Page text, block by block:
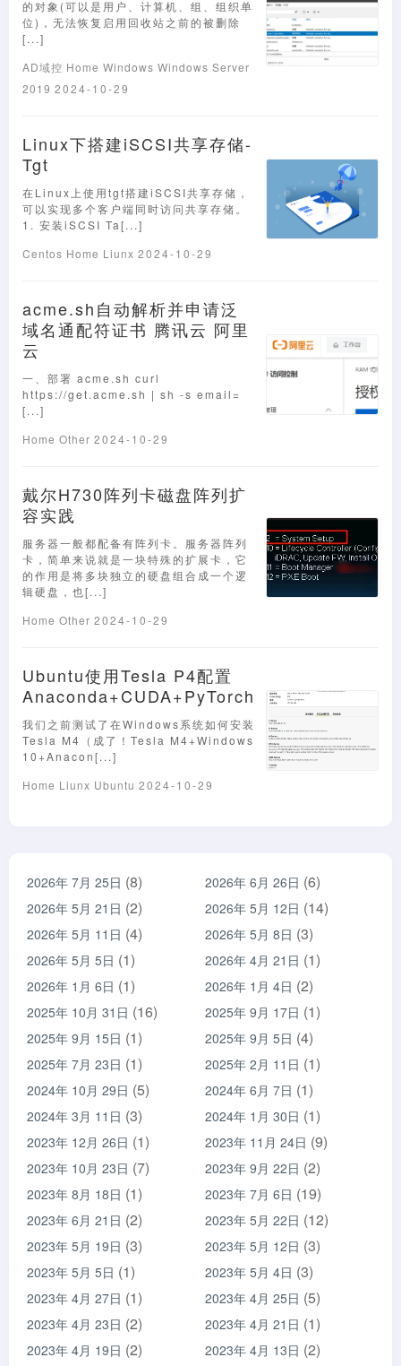
的对象(可以是用户、计算机、组、组织单
位)，无法恢复启用回收站之前的被删除
[...]
AD域控 Home Windows Windows Server
2019 2024-10-29
Linux下搭建iSCSI共享存储-
Tgt
在Linux上使用tgt搭建iSCSI共享存储，
可以实现多个客户端同时访问共享存储。
1. 安装iSCSI Ta[...]
Centos Home Liunx 2024-10-29
acme.sh自动解析并申请泛
域名通配符证书 腾讯云 阿里
云
一、部署 acme.sh curl
https://get.acme.sh | sh -s email=
[...]
Home Other 2024-10-29
戴尔H730阵列卡磁盘阵列扩
容实践
服务器一般都配备有阵列卡。服务器阵列
卡，简单来说就是一块特殊的扩展卡，它
的作用是将多块独立的硬盘组合成一个逻
辑硬盘，也[...]
Home Other 2024-10-29
Ubuntu使用Tesla P4配置
Anaconda+CUDA+PyTorch
我们之前测试了在Windows系统如何安装
Tesla M4（成了！Tesla M4+Windows
10+Anacon[...]
Home Liunx Ubuntu 2024-10-29
2026年 7月 25日 (8) 2026年 6月 26日 (6)
2026年 5月 21日 (2) 2026年 5月 12日 (14)
2026年 5月 11日 (4) 2026年 5月 8日 (3)
2026年 5月 5日 (1) 2026年 4月 21日 (1)
2026年 1月 6日 (1) 2026年 1月 4日 (2)
2025年 10月 31日 (16) 2025年 9月 17日 (1)
2025年 9月 15日 (1) 2025年 9月 5日 (4)
2025年 7月 23日 (1) 2025年 2月 11日 (1)
2024年 10月 29日 (5) 2024年 6月 7日 (1)
2024年 3月 11日 (3) 2024年 1月 30日 (1)
2023年 12月 26日 (1) 2023年 11月 24日 (9)
2023年 10月 23日 (7) 2023年 9月 22日 (2)
2023年 8月 18日 (1) 2023年 7月 6日 (19)
2023年 6月 21日 (2) 2023年 5月 22日 (12)
2023年 5月 19日 (3) 2023年 5月 12日 (3)
2023年 5月 5日 (1) 2023年 5月 4日 (3)
2023年 4月 27日 (1) 2023年 4月 25日 (5)
2023年 4月 23日 (2) 2023年 4月 21日 (1)
2023年 4月 19日 (2) 2023年 4月 13日 (2)